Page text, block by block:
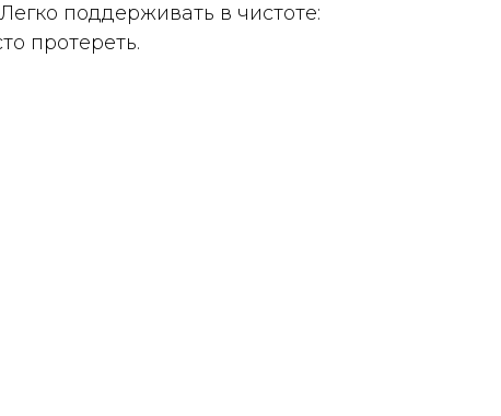
поддерживать в чистоте:
протереть.